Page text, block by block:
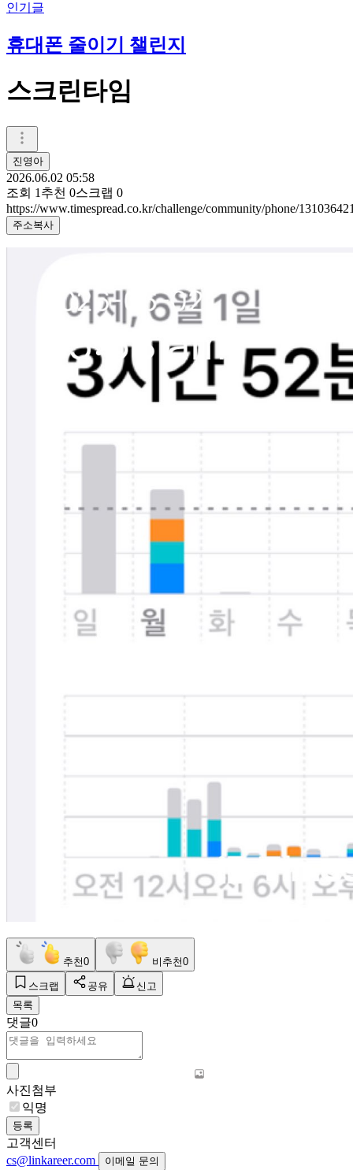
인기글
휴대폰 줄이기 챌린지
스크린타임
진영아
2026.06.02 05:58
조회 1 추천 0스크랩 0
https://www.timespread.co.kr/challenge/community/phone/
주소복사
추천0 비추천0
스크랩 공유
신고
목록
댓글0
사진첨부
익명
등록
고객센터
cs@linkareer.com
이메일 문의